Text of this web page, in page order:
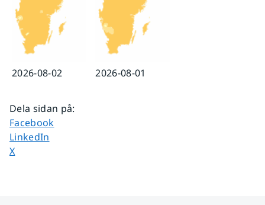
2026-08-02 2026-08-01
Dela sidan på:
Dela sidan på
Facebook
Dela sidan på
LinkedIn
Dela sidan på
X